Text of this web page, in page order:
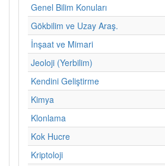
Genel Bilim Konuları
Gökbilim ve Uzay Araş.
İnşaat ve Mimari
Jeoloji (Yerbilim)
Kendini Geliştirme
Kimya
Klonlama
Kok Hucre
Kriptoloji